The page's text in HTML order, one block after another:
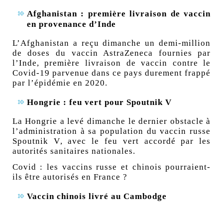
Afghanistan : première livraison de vaccin
en provenance d’Inde
L’Afghanistan a reçu dimanche un demi-million
de doses du vaccin AstraZeneca fournies par
l’Inde, première livraison de vaccin contre le
Covid-19 parvenue dans ce pays durement frappé
par l’épidémie en 2020.
Hongrie : feu vert pour Spoutnik V
La Hongrie a levé dimanche le dernier obstacle à
l’administration à sa population du vaccin russe
Spoutnik V, avec le feu vert accordé par les
autorités sanitaires nationales.
Covid : les vaccins russe et chinois pourraient-
ils être autorisés en France ?
Vaccin chinois livré au Cambodge